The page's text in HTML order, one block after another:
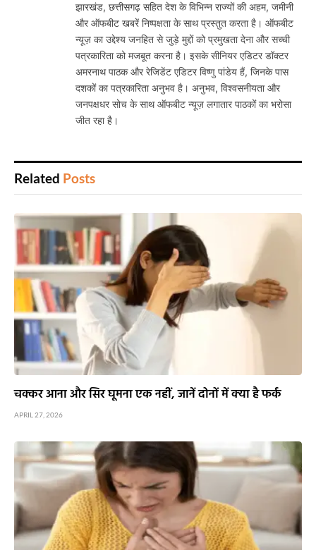
झारखंड, छत्तीसगढ़ सहित देश के विभिन्न राज्यों की अहम, जमीनी
और ऑफबीट खबरें निष्पक्षता के साथ प्रस्तुत करता है। ऑफबीट
न्यूज़ का उद्देश्य जनहित से जुड़े मुद्दों को प्रमुखता देना और सच्ची
पत्रकारिता को मजबूत करना है। इसके सीनियर एडिटर डॉक्टर
अमरनाथ पाठक और रेजिडेंट एडिटर विष्णु पांडेय हैं, जिनके पास
दशकों का पत्रकारिता अनुभव है। अनुभव, विश्वसनीयता और
जनपक्षधर सोच के साथ ऑफबीट न्यूज़ लगातार पाठकों का भरोसा
जीत रहा है।
Related Posts
चक्कर आना और सिर घूमना एक नहीं, जानें दोनों में क्या है फर्क
APRIL 27, 2026